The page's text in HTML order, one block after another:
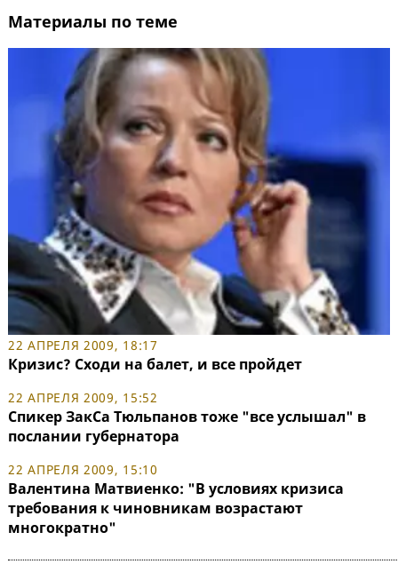
Материалы по теме
22 АПРЕЛЯ 2009, 18:17
Кризис? Сходи на балет, и все пройдет
22 АПРЕЛЯ 2009, 15:52
Спикер ЗакСа Тюльпанов тоже "все услышал" в
послании губернатора
22 АПРЕЛЯ 2009, 15:10
Валентина Матвиенко: "В условиях кризиса
требования к чиновникам возрастают
многократно"